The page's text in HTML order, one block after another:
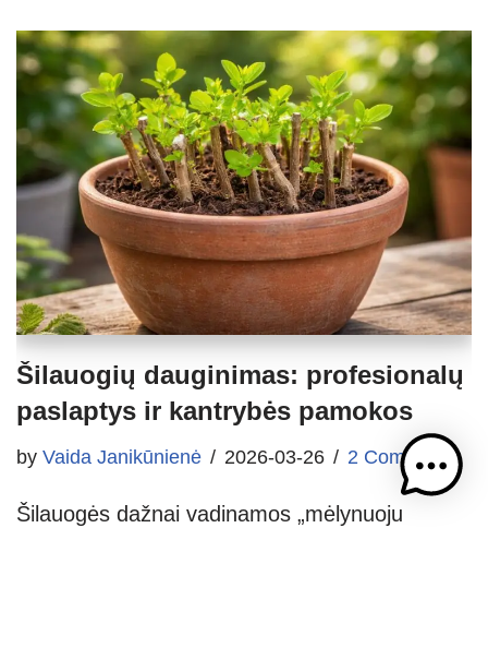
Šilauogių dauginimas: profesionalų
paslaptys ir kantrybės pamokos
by Vaida Janikūnienė 2026-03-26 2 Comments
Šilauogės dažnai vadinamos „mėlynuoju